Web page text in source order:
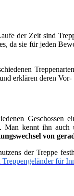
der Zeit sind
da sie für jeden
erklären deren Vor-
Man kennt ihn auch
von
der Treppe
für